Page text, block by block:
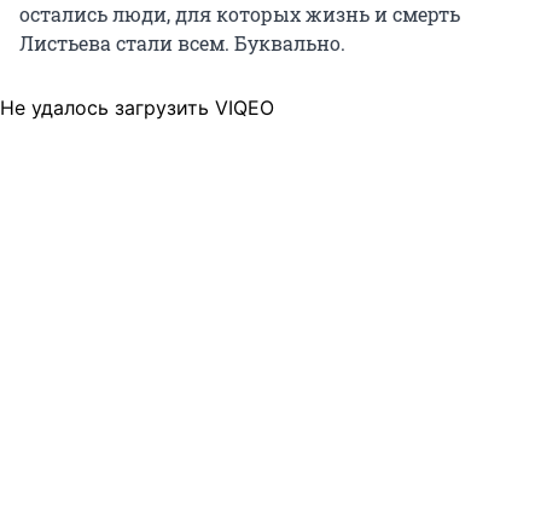
остались люди, для которых жизнь и смерть
Листьева стали всем. Буквально.
Не удалось загрузить VIQEO